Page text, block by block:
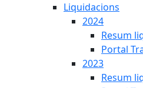
Liquidacions
2024
Resum
Portal
2023
Resum